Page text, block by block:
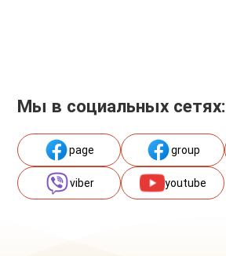
Мы в социальных сетях:
page group
viber youtube